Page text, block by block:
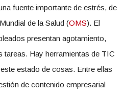
fuente importante de estrés, de
de la Salud (OMS). El
presentan agotamiento,
tareas. Hay herramientas de TIC
estado de cosas. Entre ellas
de contenido empresarial